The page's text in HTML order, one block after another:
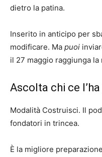
dietro la patina.
Inserito in anticipo per
modificare. Ma puoi
il 27 maggio raggiunga la
Ascolta chi ce
Modalità Costruisci. Il
fondatori in trincea.
È la migliore